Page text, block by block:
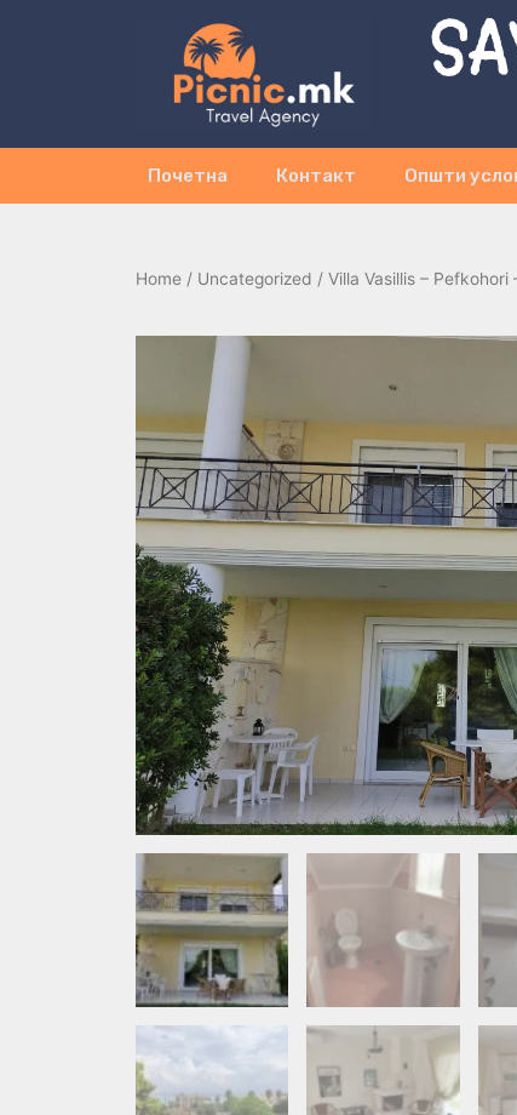
Почетна Контакт Општи
Home / Uncategorized / Villa Vasillis – Pefkohori